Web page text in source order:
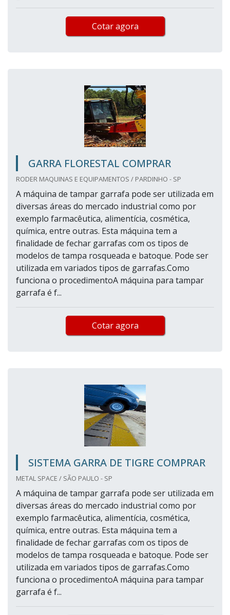
Cotar agora
GARRA FLORESTAL COMPRAR
RODER MAQUINAS E EQUIPAMENTOS / PARDINHO - SP
A máquina de tampar garrafa pode ser utilizada em
diversas áreas do mercado industrial como por
exemplo farmacêutica, alimentícia, cosmética,
química, entre outras. Esta máquina tem a
finalidade de fechar garrafas com os tipos de
modelos de tampa rosqueada e batoque. Pode ser
utilizada em variados tipos de garrafas.Como
funciona o procedimentoA máquina para tampar
garrafa é f...
Cotar agora
SISTEMA GARRA DE TIGRE COMPRAR
METAL SPACE / SÃO PAULO - SP
A máquina de tampar garrafa pode ser utilizada em
diversas áreas do mercado industrial como por
exemplo farmacêutica, alimentícia, cosmética,
química, entre outras. Esta máquina tem a
finalidade de fechar garrafas com os tipos de
modelos de tampa rosqueada e batoque. Pode ser
utilizada em variados tipos de garrafas.Como
funciona o procedimentoA máquina para tampar
garrafa é f...